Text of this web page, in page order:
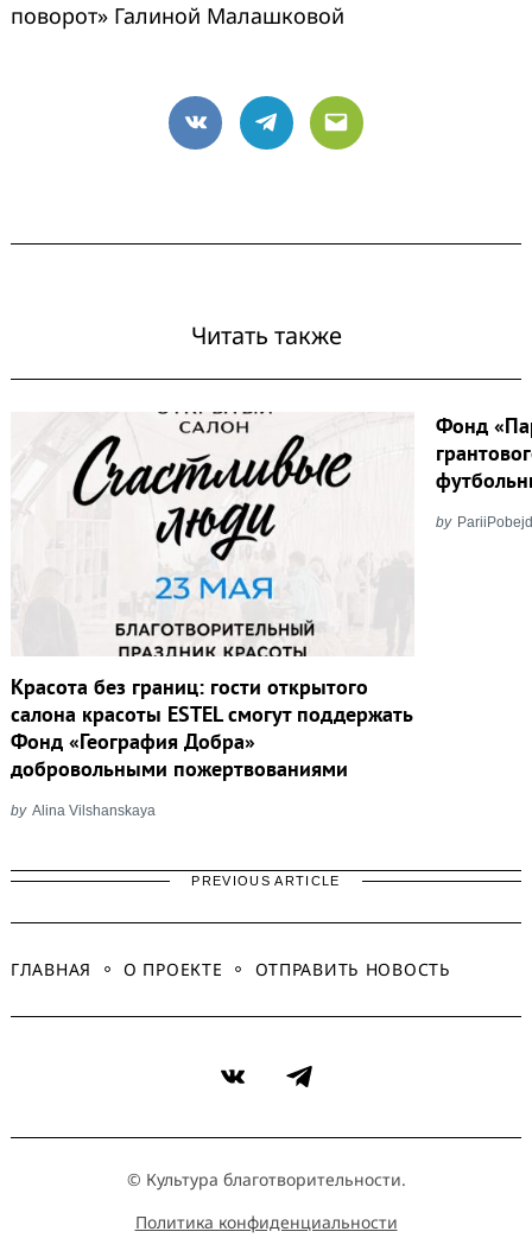
поворот» Галиной Малашковой
VK Telegram
Email
Читать также
Красота без границ: гости открытого
салона красоты ESTEL смогут поддержать
Фонд «География Добра»
добровольными пожертвованиями
by Alina Vilshanskaya
Фонд
by
PREVIOUS ARTICLE
ГЛАВНАЯ О ПРОЕКТЕ ОТПРАВИТЬ НОВОСТЬ
VK Telegram
© Культура благотворительности.
Политика конфиденциальности